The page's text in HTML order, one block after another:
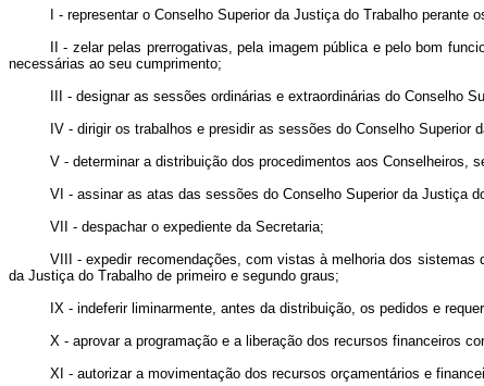
I - representar o Conselho Superior da Justiça do Trabalho perante
II - zelar pelas prerrogativas, pela imagem pública e pelo bom
necessárias ao seu cumprimento;
III - designar as sessões ordinárias e extraordinárias do Conselho
IV - dirigir os trabalhos e presidir as sessões do Conselho Superior
V - determinar a distribuição dos procedimentos aos Conselheiros,
VI - assinar as atas das sessões do Conselho Superior da Justiça
VII - despachar o expediente da Secretaria;
VIII - expedir recomendações, com vistas à melhoria dos sistemas
da Justiça do Trabalho de primeiro e segundo graus;
IX - indeferir liminarmente, antes da distribuição, os pedidos e
X - aprovar a programação e a liberação dos recursos financeiros
XI - autorizar a movimentação dos recursos orçamentários e